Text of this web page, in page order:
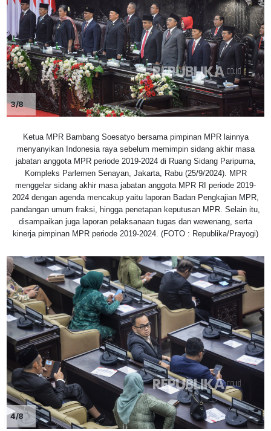
3/8
Ketua MPR Bambang Soesatyo bersama pimpinan MPR lainnya
menyanyikan Indonesia raya sebelum memimpin sidang akhir masa
jabatan anggota MPR periode 2019-2024 di Ruang Sidang Paripurna,
Kompleks Parlemen Senayan, Jakarta, Rabu (25/9/2024). MPR
menggelar sidang akhir masa jabatan anggota MPR RI periode 2019-
2024 dengan agenda mencakup yaitu laporan Badan Pengkajian MPR,
pandangan umum fraksi, hingga penetapan keputusan MPR. Selain itu,
disampaikan juga laporan pelaksanaan tugas dan wewenang, serta
kinerja pimpinan MPR periode 2019-2024. (FOTO : Republika/Prayogi)
4/8